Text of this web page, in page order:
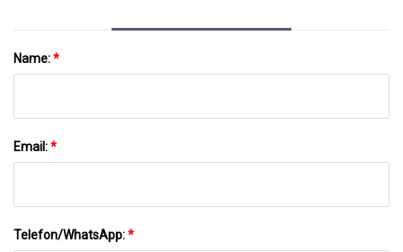
Name:*
Email:*
Telefon/WhatsApp:*